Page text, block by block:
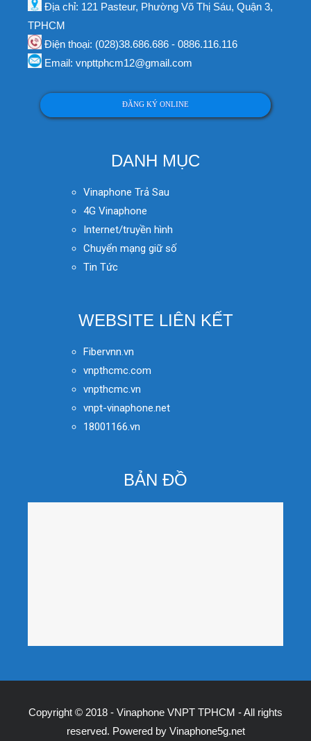
Địa chỉ: 121 Pasteur, Phường Võ Thị Sáu, Quận 3,
TPHCM
Điện thoại: (028)38.686.686 - 0886.116.116
Email: vnpttphcm12@gmail.com
ĐĂNG KÝ ONLINE
DANH MỤC
Vinaphone Trả Sau
4G Vinaphone
Internet/truyền hình
Chuyển mạng giữ số
Tin Tức
WEBSITE LIÊN KẾT
Fibervnn.vn
vnpthcmc.com
vnpthcmc.vn
vnpt-vinaphone.net
18001166.vn
BẢN ĐỒ
Copyright © 2018 - Vinaphone VNPT TPHCM - All rights
reserved. Powered by Vinaphone5g.net